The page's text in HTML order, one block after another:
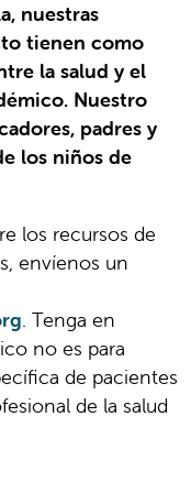
nuestras
tienen como
la salud y el
Nuestro
padres y
los niños de
los recursos de
envíenos un
. Tenga en
no es para
de pacientes
de la salud